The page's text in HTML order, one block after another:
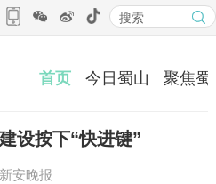
首页 今日蜀山 聚焦蜀
设按下“快进键”
安晚报